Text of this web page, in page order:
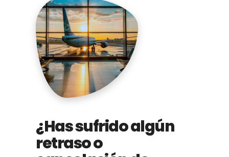
¿Has sufrido algún
retraso o